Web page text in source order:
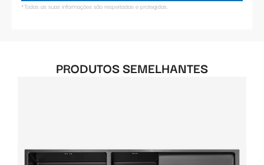
*Todas as suas informações são respeitadas e protegidas.
PRODUTOS SEMELHANTES